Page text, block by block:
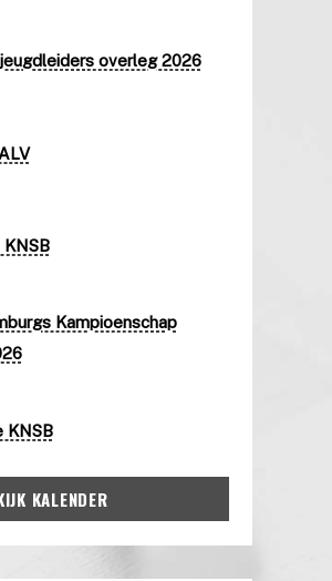
overleg 2026
KNSB
Kampioenschap
KNSB
KALENDER